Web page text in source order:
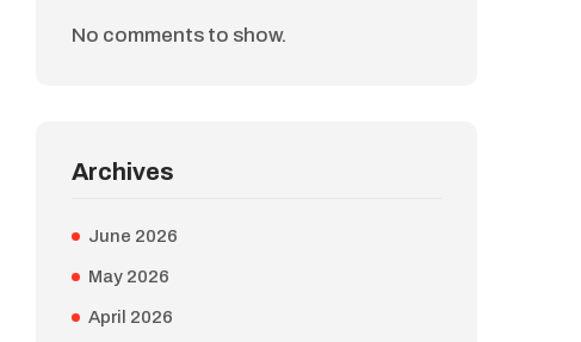
No comments to show.
Archives
June 2026
May 2026
April 2026